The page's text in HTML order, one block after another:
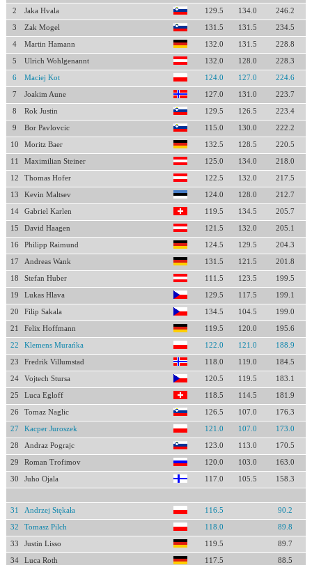
2 Jaka Hvala 129.5 134.0 246.2
3 Zak Mogel 131.5 131.5 234.5
4 Martin Hamann 132.0 131.5 228.8
5 Ulrich Wohlgenannt 132.0 128.0 228.3
6 Maciej Kot 124.0 127.0 224.6
7 Joakim Aune 127.0 131.0 223.7
8 Rok Justin 129.5 126.5 223.4
9 Bor Pavlovcic 115.0 130.0 222.2
10 Moritz Baer 132.5 128.5 220.5
11 Maximilian Steiner 125.0 134.0 218.0
12 Thomas Hofer 122.5 132.0 217.5
13 Kevin Maltsev 124.0 128.0 212.7
14 Gabriel Karlen 119.5 134.5 205.7
15 David Haagen 121.5 132.0 205.1
16 Philipp Raimund 124.5 129.5 204.3
17 Andreas Wank 131.5 121.5 201.8
18 Stefan Huber 111.5 123.5 199.5
19 Lukas Hlava 129.5 117.5 199.1
20 Filip Sakala 134.5 104.5 199.0
21 Felix Hoffmann 119.5 120.0 195.6
22 Klemens Murańka 122.0 121.0 188.9
23 Fredrik Villumstad 118.0 119.0 184.5
24 Vojtech Stursa 120.5 119.5 183.1
25 Luca Egloff 118.5 114.5 181.9
26 Tomaz Naglic 126.5 107.0 176.3
27 Kacper Juroszek 121.0 107.0 173.0
28 Andraz Pograjc 123.0 113.0 170.5
29 Roman Trofimov 120.0 103.0 163.0
30 Juho Ojala 117.0 105.5 158.3
31 Andrzej Stękała 116.5 90.2
32 Tomasz Pilch 118.0 89.8
33 Justin Lisso 119.5 89.7
34 Luca Roth 117.5 88.5